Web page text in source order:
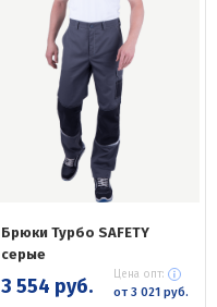
Брюки Турбо SAFETY
серые
3 554 руб. Цена опт:
от 3 021 руб.